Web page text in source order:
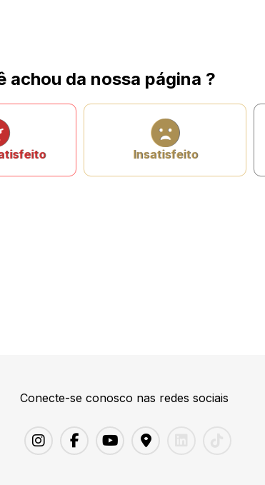
achou da nossa página ?
Insatisfeito
Conecte-se conosco nas redes sociais